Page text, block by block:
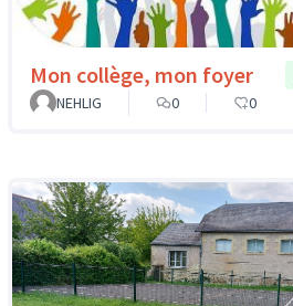
Mon collège, mon foyer
NEHLIG
0 0